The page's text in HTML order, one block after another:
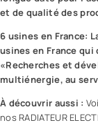
et de qualité des
6 usines en France:
usines en France
«Recherches et
multiénergie, au
À découvrir aussi :
nos RADIATEUR